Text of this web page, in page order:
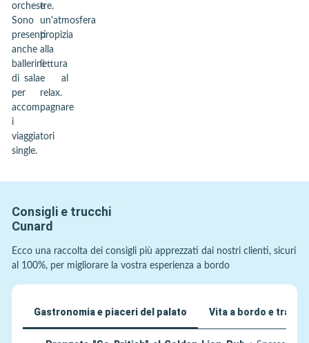
orchestre.
Sono
presenti
anche
ballerini
di sala
per
accompagnare
i
viaggiatori
single.
e
un'atmosfera
propizia
alla
lettura
e al
relax.
Consigli e trucchi
Cunard
Ecco una raccolta dei consigli più apprezzati dai nostri clienti, sicuri
al 100%, per migliorare la vostra esperienza a bordo
Gastronomia e piaceri del palato Vita a bordo e